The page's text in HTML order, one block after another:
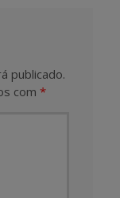
publicado.
com *